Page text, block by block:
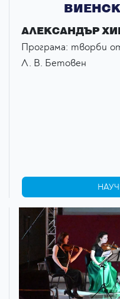
АЛЕКСАНДЪР
Програма: творби
Л. В. Бетовен